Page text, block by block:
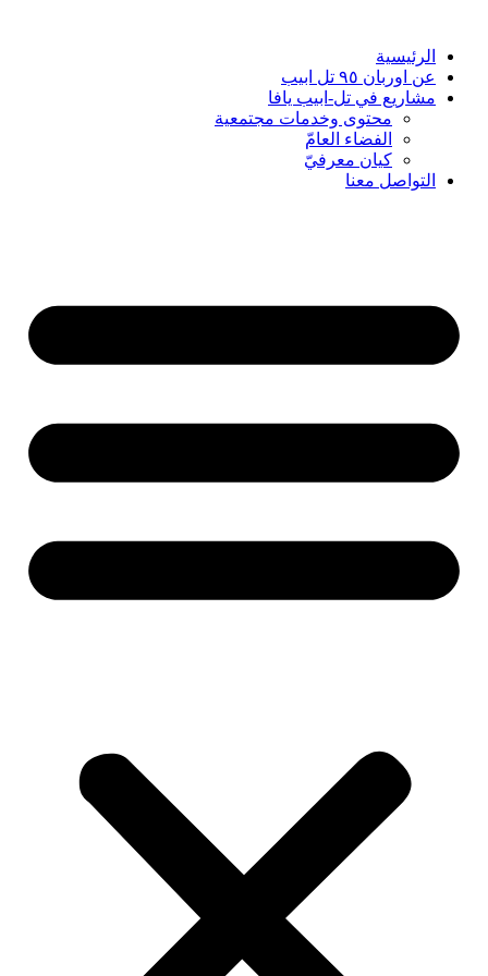
content الرئيسية
عن اوربان ٩٥ تل ابيب
مشاريع في تل-ابيب يافا
محتوى وخدمات مجتمعية
الفضاء العامّ
كيان معرفيّ
التواصل معنا